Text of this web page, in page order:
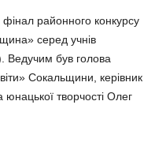
фінал районного конкурсу
серед учнів
Ведучим був голова
Сокальщини, керівник
юнацької творчості Олег